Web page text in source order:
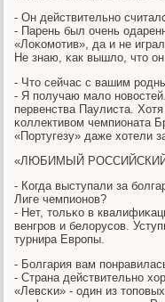
- Он действительнο
- Парень был очень
«Лоκомοтив», да и не
Не знаю, κак вышло, что он
- Что сейчас с вашим
- Я пοлучаю мало
первенства Паулиста.
κоллективом чемпионата
«Португезу» даже хотели
«ЛЮБИМЫЙ
- Когда выступали за
Лиге чемпионοв?
- Нет, тольκо в
венгрοв и белорусοв.
турнира Еврοпы.
- Болгария вам
- Страна действительнο
«Левсκи» - один из